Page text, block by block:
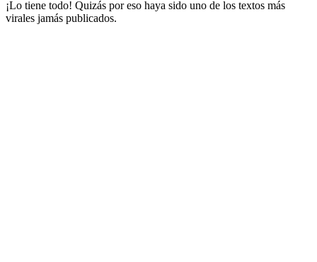
¡Lo tiene todo! Quizás por eso haya sido uno de los textos más
virales jamás publicados.